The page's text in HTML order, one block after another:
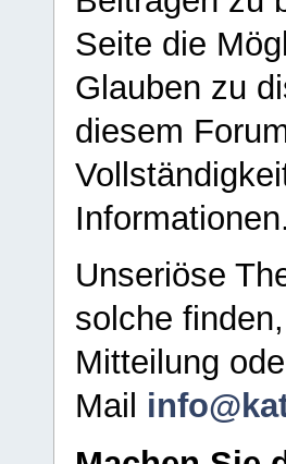
Seite die
Glauben zu
diesem
Informationen.
Unseriöse
solche
Mitteilung
Mail